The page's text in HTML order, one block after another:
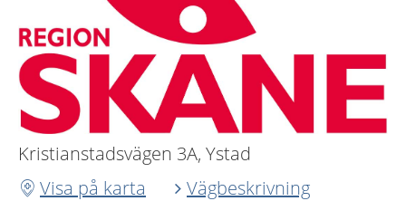
Kristianstadsvägen 3A, Ystad
Visa på karta
Vägbeskrivning